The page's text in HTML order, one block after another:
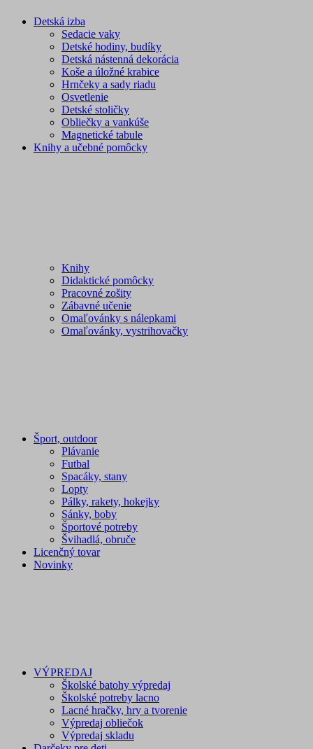
Detská izba
Sedacie vaky
Detské hodiny, budíky
Detská nástenná dekorácia
Koše a úložné krabice
Hrnčeky a sady riadu
Osvetlenie
Detské stoličky
Obliečky a vankúše
Magnetické tabule
Knihy a učebné pomôcky
Knihy
Didaktické pomôcky
Pracovné zošity
Zábavné učenie
Omaľovánky s nálepkami
Omaľovánky, vystrihovačky
Šport, outdoor
Plávanie
Futbal
Spacáky, stany
Lopty
Pálky, rakety, hokejky
Sánky, boby
Športové potreby
Švihadlá, obruče
Licenčný tovar
Novinky
VÝPREDAJ
Školské batohy výpredaj
Školské potreby lacno
Lacné hračky, hry a tvorenie
Výpredaj obliečok
Výpredaj skladu